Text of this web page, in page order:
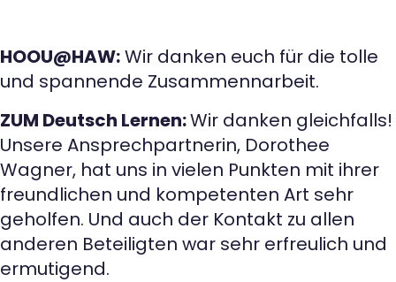
HOOU@HAW:Wir danken euch für die tolle
und spannende Zusammennarbeit.
ZUM Deutsch Lernen:Wir danken gleichfalls!
Unsere Ansprechpartnerin, Dorothee
Wagner, hat uns in vielen Punkten mit ihrer
freundlichen und kompetenten Art sehr
geholfen. Und auch der Kontakt zu allen
anderen Beteiligten war sehr erfreulich und
ermutigend.